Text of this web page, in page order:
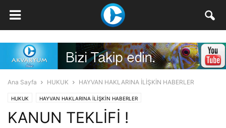
Ana Sayfa HUKUK HAYVAN HAKLARINA İLİŞKİN HABERLER
HUKUK HAYVAN HAKLARINA İLİŞKİN HABERLER
KANUN TEKLİFİ !